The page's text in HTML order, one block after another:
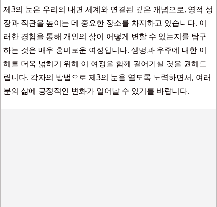
제3의 눈은 우리의 내면 세계와 연결된 깊은 개념으로, 영적 성
장과 직관을 높이는 데 중요한 장소를 차지하고 있습니다. 이
러한 경험을 통해 개인의 삶이 어떻게 변할 수 있는지를 탐구
하는 것은 매우 흥미로운 여정입니다. 생명과 우주에 대한 이
해를 더욱 넓히기 위해 이 여정을 함께 걸어가실 것을 권해드
립니다. 각자의 방법으로 제3의 눈을 열도록 노력하면서, 여러
분의 삶에 긍정적인 변화가 일어날 수 있기를 바랍니다.